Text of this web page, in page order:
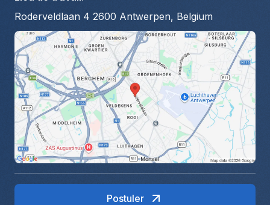
Roderveldlaan 4 2600 Antwerpen, Belgium
Postuler